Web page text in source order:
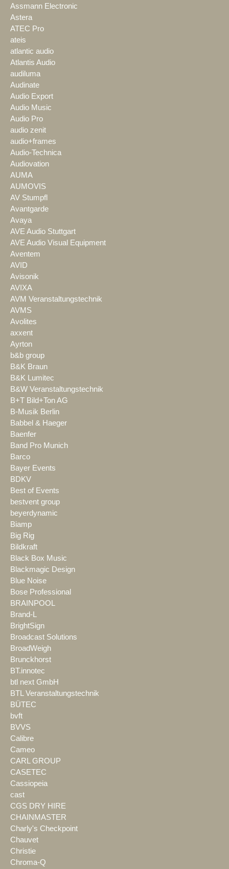
Assmann Electronic
Astera
ATEC Pro
ateis
atlantic audio
Atlantis Audio
audiluma
Audinate
Audio Export
Audio Music
Audio Pro
audio zenit
audio+frames
Audio-Technica
Audiovation
AUMA
AUMOVIS
AV Stumpfl
Avantgarde
Avaya
AVE Audio Stuttgart
AVE Audio Visual Equipment
Aventem
AVID
Avisonik
AVIXA
AVM Veranstaltungstechnik
AVMS
Avolites
axxent
Ayrton
b&b group
B&K Braun
B&K Lumitec
B&W Veranstaltungstechnik
B+T Bild+Ton AG
B-Musik Berlin
Babbel & Haeger
Baenfer
Band Pro Munich
Barco
Bayer Events
BDKV
Best of Events
bestvent group
beyerdynamic
Biamp
Big Rig
Bildkraft
Black Box Music
Blackmagic Design
Blue Noise
Bose Professional
BRAINPOOL
Brand-L
BrightSign
Broadcast Solutions
BroadWeigh
Brunckhorst
BT.innotec
btl next GmbH
BTL Veranstaltungstechnik
BÜTEC
bvft
BVVS
Calibre
Cameo
CARL GROUP
CASETEC
Cassiopeia
cast
CGS DRY HIRE
CHAINMASTER
Charly's Checkpoint
Chauvet
Christie
Chroma-Q